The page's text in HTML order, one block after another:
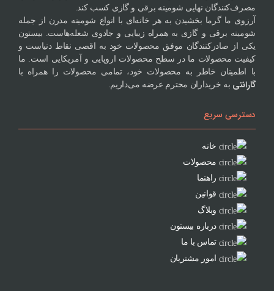
مصرف‌کنندگان نهایی شومینه برقی و گازی کسب کند.
آرزوی ما گرما بخشیدن به هر خانه‌ای با انواع شومینه مدرن از جمله
شومینه برقی و گازی به همراه زیبایی و جادوی شعله‌هاست. بیستون
یکی از صادرکنندگان موفق محصولات خود به اقصی نقاط دنیاست و
کیفیت محصولات ما در سطح محصولات اروپایی و آمریکایی است. ما
با اطمینان خاطر به محصولات خود، تمامی محصولات را همراه با
گارانتی به خریداران محترم عرضه می‌داریم.
دسترسی سریع
خانه
محصولات
راهنما
قوانین
وبلاگ
درباره بیستون
تماس با ما
امور مشتریان